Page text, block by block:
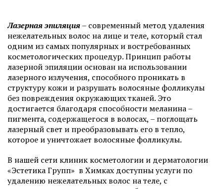
Лазерная эпиляция– современный метод удаления
нежелательных волос на лице и теле, который стал
одним из самых популярных и востребованных
косметологических процедур. Принцип работы
лазерной эпиляции основан на использовании
лазерного излучения, способного проникать в
структуру кожи и разрушать волосяные фолликулы
без повреждения окружающих тканей. Это
достигается благодаря способности меланина –
пигмента, содержащегося в волосах, – поглощать
лазерный свет и преобразовывать его в тепло,
которое и уничтожает волосяные фолликулы.
В нашей сети клиник косметологии и дерматологии
«Эстетика Групп» в Химках доступны услуги по
удалению нежелательных волос на теле, с